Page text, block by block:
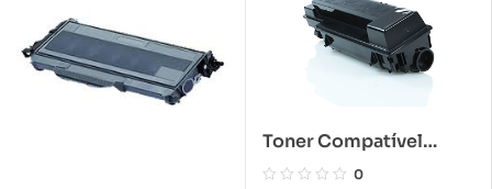
Toner Compatível
Kyocera TK-320 Preto
0